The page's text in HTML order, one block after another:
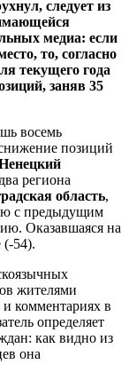
следует из
медиа: если
то, согласно
текущего года
заняв 35
восемь
позиций
региона
область,
с предыдущим
Оказавшаяся на
(-54).
жителями
комментариях в
определяет
как видно из
она